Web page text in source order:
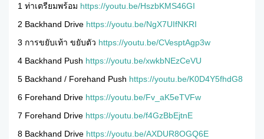
1 ท่าเตรียมพร้อม https://youtu.be/HszbKMS46GI
2 Backhand Drive https://youtu.be/NgX7UIfNKRI
3 การขยับเท้า ขยับตัว https://youtu.be/CVesptAgp3w
4 Backhand Push https://youtu.be/xwkbNEzCeVU
5 Backhand / Forehand Push https://youtu.be/K0D4Y5fhdG8
6 Forehand Drive https://youtu.be/Fv_aK5eTVFw
7 Forehand Drive https://youtu.be/f4GzBbEjtnE
8 Backhand Drive https://youtu.be/AXDUR8OGQ6E